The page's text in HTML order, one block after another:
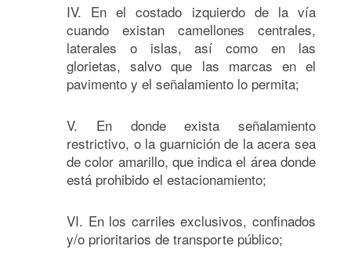
IV. En el costado izquierdo de la vía
cuando existan camellones centrales,
laterales o islas, así como en las
glorietas, salvo que las marcas en el
pavimento y el señalamiento lo permita;
V. En donde exista señalamiento
restrictivo, o la guarnición de la acera sea
de color amarillo, que indica el área donde
está prohibido el estacionamiento;
VI. En los carriles exclusivos, confinados
y/o prioritarios de transporte público;